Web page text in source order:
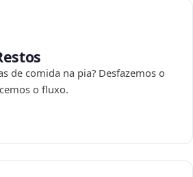
de comida na pia? Desfazemos o
o fluxo.